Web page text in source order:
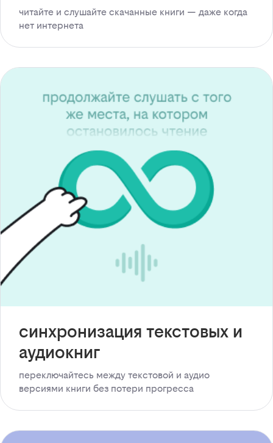
читайте и слушайте скачанные книги — даже когда
нет интернета
синхронизация текстовых и
аудиокниг
переключайтесь между текстовой и аудио
версиями книги без потери прогресса